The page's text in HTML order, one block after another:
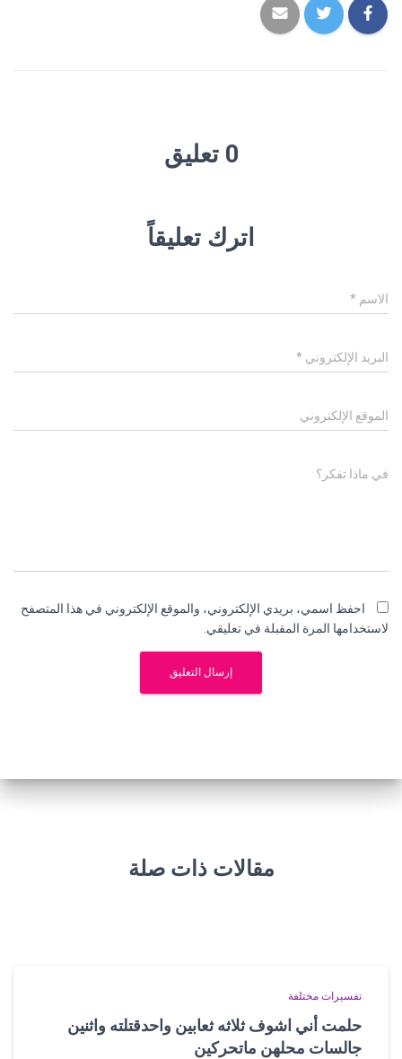
0 تعليق
اترك تعليقاً
الاسم *
البريد الإلكتروني *
الموقع الإلكتروني
في ماذا تفكر؟
احفظ اسمي، بريدي الإلكتروني، والموقع الإلكتروني في هذا المتصفح
لاستخدامها المرة المقبلة في تعليقي.
مقالات ذات صلة
تفسيرات مختلفة
حلمت أني اشوف ثلاثه ثعابين واحدقتلته واثنين
جالسات محلهن ماتحركين